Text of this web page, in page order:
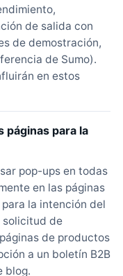
de salida con
de demostración,
de Sumo).
en estos
páginas para la
pop-ups en todas
en las páginas
la intención del
solicitud de
de productos
a un boletín B2B
blog.